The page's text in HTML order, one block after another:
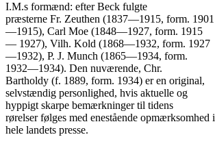
I.M.s formænd: efter Beck fulgte
præsterne Fr. Zeuthen (1837—1915, form. 1901
—1915), Carl Moe (1848—1927, form. 1915
— 1927), Vilh. Kold (1868—1932, form. 1927
—1932), P. J. Munch (1865—1934, form.
1932—1934). Den nuværende, Chr.
Bartholdy (f. 1889, form. 1934) er en original,
selvstændig personlighed, hvis aktuelle og
hyppigt skarpe bemærkninger til tidens
rørelser følges med enestående opmærksomhed i
hele landets presse.